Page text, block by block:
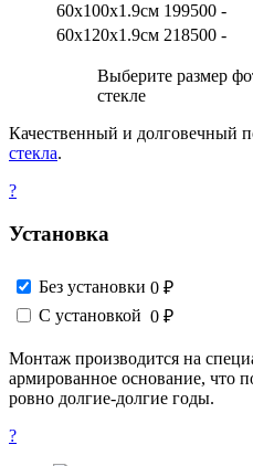
60х100х1.9см 199500 -
60х120х1.9см 218500 -
Выберите размер
стекле
Качественный и долговечный
стекла.
?
Установка
Без установки 0 ₽
С установкой 0 ₽
Монтаж производится на
армированное основание, что
ровно долгие-долгие годы.
?